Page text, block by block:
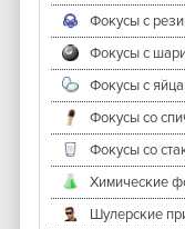
Фокусы с
Фокусы с
Фокусы с
Фокусы со
Фокусы со
Химические
Шулерские